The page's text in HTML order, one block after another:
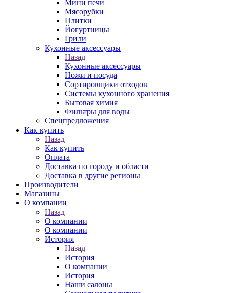
Мини печи
Мясорубки
Плитки
Йогуртницы
Грили
Кухонные аксессуары
Назад
Кухонные аксессуары
Ножи и посуда
Сортировщики отходов
Системы кухонного хранения
Бытовая химия
Фильтры для воды
Спецпредложения
Как купить
Назад
Как купить
Оплата
Доставка по городу и области
Доставка в другие регионы
Производители
Магазины
О компании
Назад
О компании
О компании
История
Назад
История
О компании
История
Наши салоны